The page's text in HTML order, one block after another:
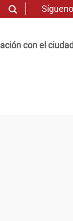
con el